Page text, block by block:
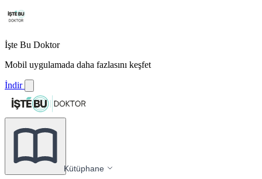
İşte Bu Doktor
Mobil uygulamada daha fazlasını keşfet
İndir
Kütüphane